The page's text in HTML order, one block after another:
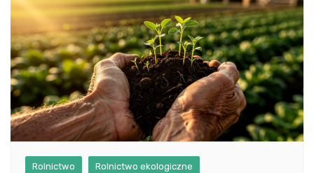
Rolnictwo Rolnictwo ekologiczne